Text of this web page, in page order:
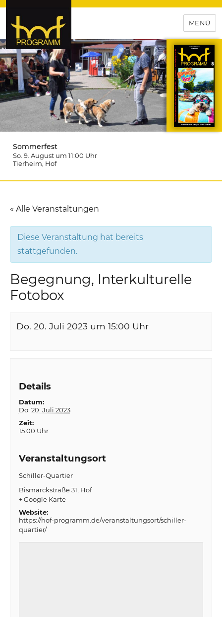
hof-programm – das
Veranstaltungsportal für
Hochfranken
MENÜ
Sommerfest
So. 9. August um 11:00 Uhr
Tierheim , Hof
« Alle Veranstaltungen
Diese Veranstaltung hat bereits
stattgefunden.
Begegnung, Interkulturelle
Fotobox
Do. 20. Juli 2023 um 15:00 Uhr
Details
Datum:
Do. 20. Juli 2023
Zeit:
15:00 Uhr
Veranstaltungsort
Schiller-Quartier
Bismarckstraße 31 Hof
+ Google Karte
Website:
https://hof-programm.de/veranstaltungsort/schiller-
quartier/